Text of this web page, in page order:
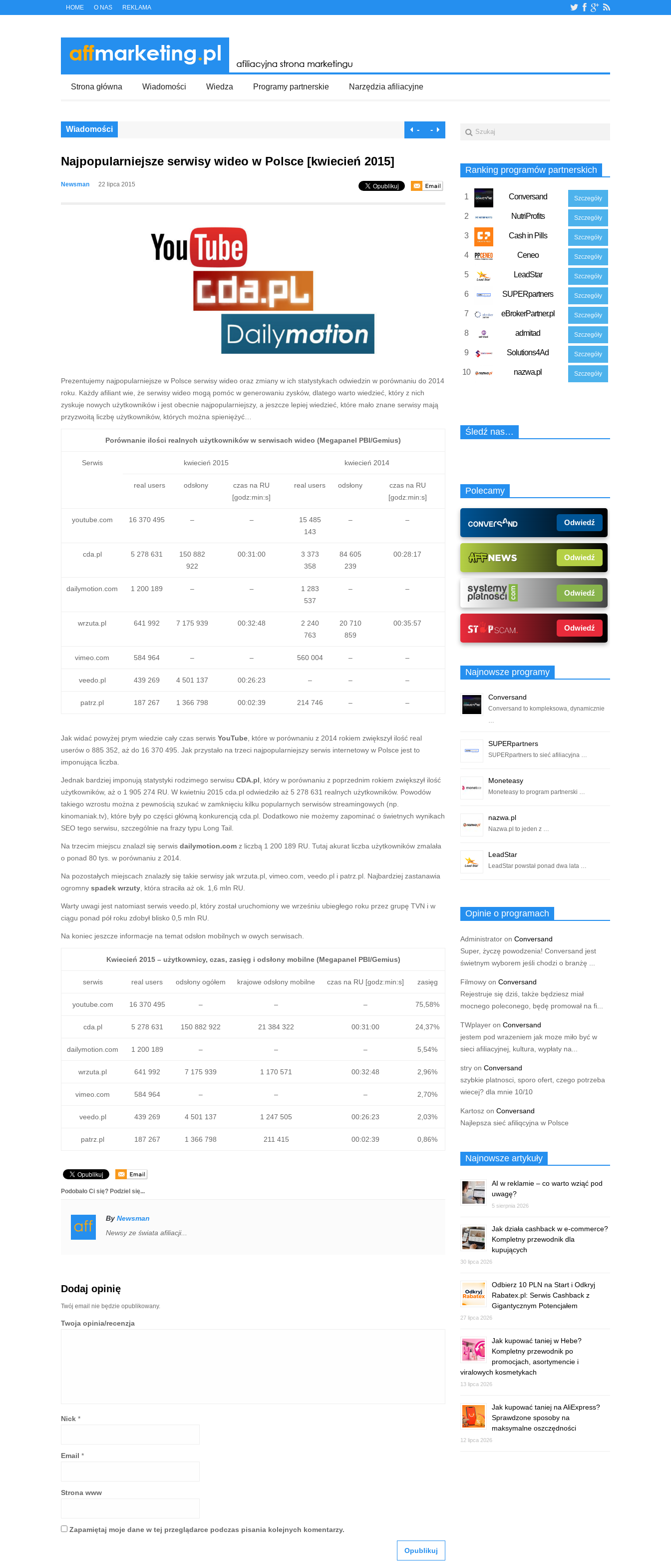
HOME O NAS REKLAMA
Strona główna Wiadomości Wiedza Programy partnerskie Narzędzia afiliacyjne
Wiadomości - -
Najpopularniejsze serwisy wideo w Polsce [kwiecień 2015]
Newsman 22 lipca 2015
Prezentujemy najpopularniejsze w Polsce serwisy wideo oraz zmiany w ich statystykach odwiedzin w porównaniu do 2014
roku. Każdy afiliant wie, że serwisy wideo mogą pomóc w generowaniu zysków, dlatego warto wiedzieć, który z nich
zyskuje nowych użytkowników i jest obecnie najpopularniejszy, a jeszcze lepiej wiedzieć, które mało znane serwisy mają
przyzwoitą liczbę użytkowników, których można spieniężyć…
Porównanie ilości realnych użytkowników w serwisach wideo (Megapanel PBI/Gemius)
Serwis kwiecień 2015 kwiecień 2014
real users odsłony
czas na RU
[godz:min:s]
real users odsłony
czas na RU
[godz:min:s]
youtube.com 16 370 495 – –
15 485
143
– –
cda.pl 5 278 631
150 882
922
00:31:00
3 373
358
84 605
239
00:28:17
dailymotion.com 1 200 189 – –
1 283
537
– –
wrzuta.pl 641 992 7 175 939 00:32:48
2 240
763
20 710
859
00:35:57
vimeo.com 584 964 – – 560 004 – –
veedo.pl 439 269 4 501 137 00:26:23 – – –
patrz.pl 187 267 1 366 798 00:02:39 214 746 – –
Jak widać powyżej prym wiedzie cały czas serwis YouTube , które w porównaniu z 2014 rokiem zwiększył ilość real
userów o 885 352, aż do 16 370 495. Jak przystało na trzeci najpopularniejszy serwis internetowy w Polsce jest to
imponująca liczba.
Jednak bardziej imponują statystyki rodzimego serwisu CDA.pl , który w porównaniu z poprzednim rokiem zwiększył ilość
użytkowników, aż o 1 905 274 RU. W kwietniu 2015 cda.pl odwiedziło aż 5 278 631 realnych użytkowników. Powodów
takiego wzrostu można z pewnością szukać w zamknięciu kilku popularnych serwisów streamingowych (np.
kinomaniak.tv), które były po części główną konkurencją cda.pl. Dodatkowo nie możemy zapominać o świetnych wynikach
SEO tego serwisu, szczególnie na frazy typu Long Tail.
Na trzecim miejscu znalazł się serwis dailymotion.com z liczbą 1 200 189 RU. Tutaj akurat liczba użytkowników zmalała
o ponad 80 tys. w porównaniu z 2014.
Na pozostałych miejscach znalazły się takie serwisy jak wrzuta.pl, vimeo.com, veedo.pl i patrz.pl. Najbardziej zastanawia
ogromny spadek wrzuty , która straciła aż ok. 1,6 mln RU.
Warty uwagi jest natomiast serwis veedo.pl, który został uruchomiony we wrześniu ubiegłego roku przez grupę TVN i w
ciągu ponad pół roku zdobył blisko 0,5 mln RU.
Na koniec jeszcze informacje na temat odsłon mobilnych w owych serwisach.
Kwiecień 2015 – użytkownicy, czas, zasięg i odsłony mobilne (Megapanel PBI/Gemius)
serwis real users odsłony ogółem krajowe odsłony mobilne czas na RU [godz:min:s] zasięg
youtube.com 16 370 495 – – – 75,58%
cda.pl 5 278 631 150 882 922 21 384 322 00:31:00 24,37%
dailymotion.com 1 200 189 – – – 5,54%
wrzuta.pl 641 992 7 175 939 1 170 571 00:32:48 2,96%
vimeo.com 584 964 – – – 2,70%
veedo.pl 439 269 4 501 137 1 247 505 00:26:23 2,03%
patrz.pl 187 267 1 366 798 211 415 00:02:39 0,86%
Podobało Ci się? Podziel się...
By Newsman
Newsy ze świata afiliacji...
Dodaj opinię
Twój email nie będzie opublikowany.
Twoja opinia/recenzja
Nick *
Email *
Strona www
Zapamiętaj moje dane w tej przeglądarce podczas pisania kolejnych komentarzy.
Ranking programów partnerskich
1 Conversand Szczegóły
2 NutriProfits Szczegóły
3 Cash in Pills Szczegóły
4 Ceneo Szczegóły
5 LeadStar Szczegóły
6 SUPERpartners Szczegóły
7 eBrokerPartner.pl Szczegóły
8 admitad Szczegóły
9 Solutions4Ad Szczegóły
10 nazwa.pl Szczegóły
Śledź nas…
Polecamy
Odwiedź
Odwiedź
Odwiedź
Odwiedź
Najnowsze programy
Conversand
Conversand to kompleksowa, dynamicznie
…
SUPERpartners
SUPERpartners to sieć afiliacyjna …
Moneteasy
Moneteasy to program partnerski …
nazwa.pl
Nazwa.pl to jeden z …
LeadStar
LeadStar powstał ponad dwa lata …
Opinie o programach
Administrator on Conversand
Super, życzę powodzenia! Conversand jest
świetnym wyborem jeśli chodzi o branżę ...
Filmowy on Conversand
Rejestruje się dziś, także będziesz miał
mocnego poleconego, będę promował na fi...
TWplayer on Conversand
jestem pod wrazeniem jak moze miło być w
sieci afiliacyjnej, kultura, wypłaty na...
stry on Conversand
szybkie platnosci, sporo ofert, czego potrzeba
wiecej? dla mnie 10/10
Kartosz on Conversand
Najlepsza sieć afiliqcyjna w Polsce
Najnowsze artykuły
AI w reklamie – co warto wziąć pod
uwagę?
5 sierpnia 2026
Jak działa cashback w e-commerce?
Kompletny przewodnik dla
kupujących
30 lipca 2026
Odbierz 10 PLN na Start i Odkryj
Rabatex.pl: Serwis Cashback z
Gigantycznym Potencjałem
27 lipca 2026
Jak kupować taniej w Hebe?
Kompletny przewodnik po
promocjach, asortymencie i
viralowych kosmetykach
13 lipca 2026
Jak kupować taniej na AliExpress?
Sprawdzone sposoby na
maksymalne oszczędności
12 lipca 2026